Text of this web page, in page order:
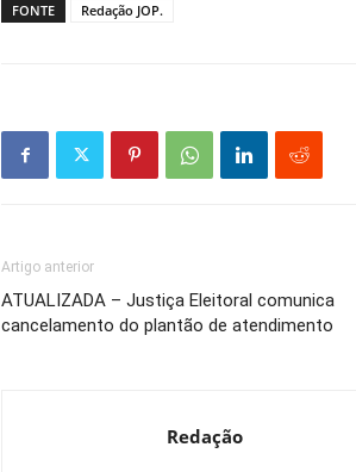
FONTE Redação JOP.
Artigo anterior
ATUALIZADA – Justiça Eleitoral comunica
cancelamento do plantão de atendimento
Redação